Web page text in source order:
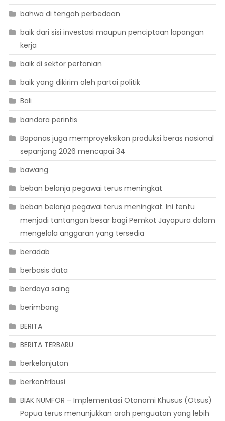
bahwa di tengah perbedaan
baik dari sisi investasi maupun penciptaan lapangan
kerja
baik di sektor pertanian
baik yang dikirim oleh partai politik
Bali
bandara perintis
Bapanas juga memproyeksikan produksi beras nasional
sepanjang 2026 mencapai 34
bawang
beban belanja pegawai terus meningkat
beban belanja pegawai terus meningkat. Ini tentu
menjadi tantangan besar bagi Pemkot Jayapura dalam
mengelola anggaran yang tersedia
beradab
berbasis data
berdaya saing
berimbang
BERITA
BERITA TERBARU
berkelanjutan
berkontribusi
BIAK NUMFOR – Implementasi Otonomi Khusus (Otsus)
Papua terus menunjukkan arah penguatan yang lebih